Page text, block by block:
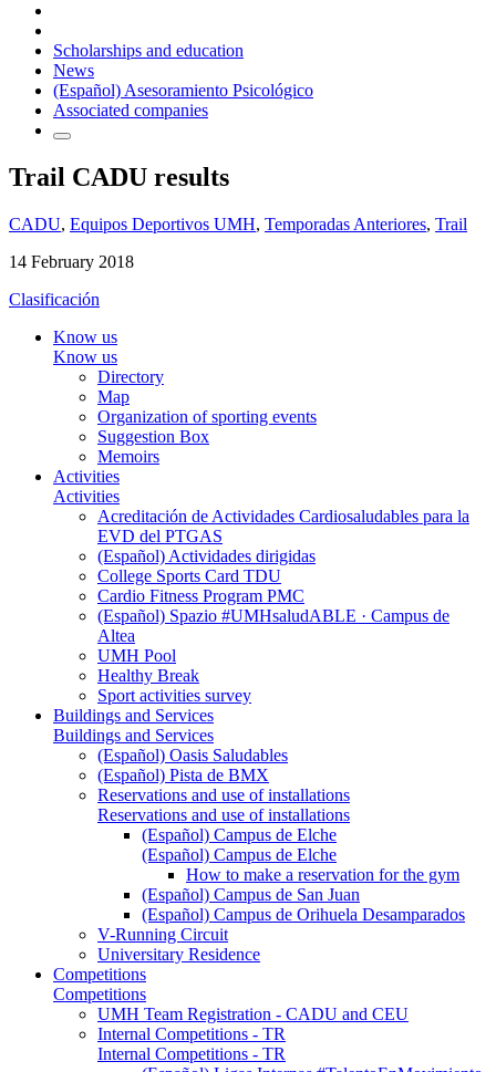
Scholarships and education
News
(Español) Asesoramiento Psicológico
Associated companies
Trail CADU results
CADU, Equipos Deportivos UMH, Temporadas Anteriores, Trail
14 February 2018
Clasificación
Know us
Know us
Directory
Map
Organization of sporting events
Suggestion Box
Memoirs
Activities
Activities
Acreditación de Actividades Cardiosaludables para la
EVD del PTGAS
(Español) Actividades dirigidas
College Sports Card TDU
Cardio Fitness Program PMC
(Español) Spazio #UMHsaludABLE · Campus de
Altea
UMH Pool
Healthy Break
Sport activities survey
Buildings and Services
Buildings and Services
(Español) Oasis Saludables
(Español) Pista de BMX
Reservations and use of installations
Reservations and use of installations
(Español) Campus de Elche
(Español) Campus de Elche
How to make a reservation for the gym
(Español) Campus de San Juan
(Español) Campus de Orihuela Desamparados
V-Running Circuit
Universitary Residence
Competitions
Competitions
UMH Team Registration - CADU and CEU
Internal Competitions - TR
Internal Competitions - TR